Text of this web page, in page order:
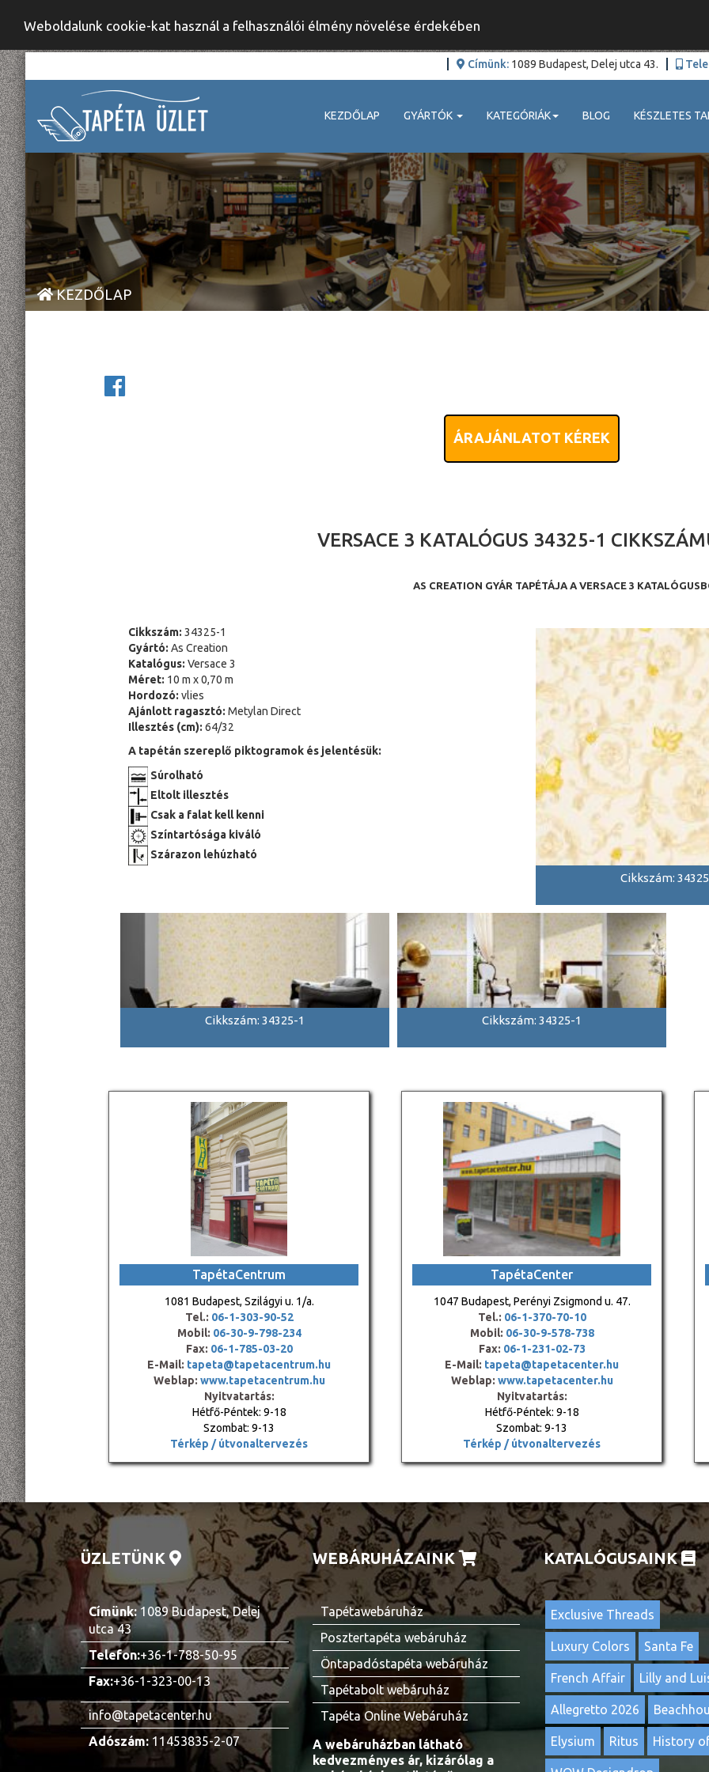
Weboldalunk cookie-kat használ a felhasználói élmény növelése érdekében
Címünk: 1089 Budapest, Delej utca 43.
KEZDŐLAP GYÁRTÓK KATEGÓRIÁK BLOG KÉSZLETES
KEZDŐLAP
ÁRAJÁNLATOT KÉREK
VERSACE 3 KATALÓGUS 34325-1
AS CREATION GYÁR TAPÉTÁJA A VERSACE 3
Cikkszám: 34325-1
Gyártó: As Creation
Katalógus: Versace 3
Méret: 10 m x 0,70 m
Hordozó: vlies
Ajánlott ragasztó: Metylan Direct
Illesztés (cm): 64/32
A tapétán szereplő piktogramok és jelentésük:
Súrolható
Eltolt illesztés
Csak a falat kell kenni
Színtartósága kiváló
Szárazon lehúzható
Cikkszám:
Cikkszám: 34325-1 Cikkszám: 34325-1
TapétaCentrum
1081 Budapest, Szilágyi u. 1/a.
Tel.: 06-1-303-90-52
Mobil: 06-30-9-798-234
Fax: 06-1-785-03-20
E-Mail: tapeta@tapetacentrum.hu
Weblap: www.tapetacentrum.hu
Nyitvatartás:
Hétfő-Péntek: 9-18
Szombat: 9-13
Térkép / útvonaltervezés
TapétaCenter
1047 Budapest, Perényi Zsigmond u. 47.
Tel.: 06-1-370-70-10
Mobil: 06-30-9-578-738
Fax: 06-1-231-02-73
E-Mail: tapeta@tapetacenter.hu
Weblap: www.tapetacenter.hu
Nyitvatartás:
Hétfő-Péntek: 9-18
Szombat: 9-13
Térkép / útvonaltervezés
ÜZLETÜNK
Címünk: 1089 Budapest, Delej
utca 43
Telefon:+36-1-788-50-95
Fax:+36-1-323-00-13
info@tapetacenter.hu
Adószám: 11453835-2-07
WEBÁRUHÁZAINK
Tapétawebáruház
Posztertapéta webáruház
Öntapadóstapéta webáruház
Tapétabolt webáruház
Tapéta Online Webáruház
A webáruházban látható
kedvezményes ár, kizárólag a
KATALÓGUSAINK
Exclusive Threads
Luxury Colors Santa Fe
French Affair Lilly and
Allegretto 2026
Elysium Ritus History